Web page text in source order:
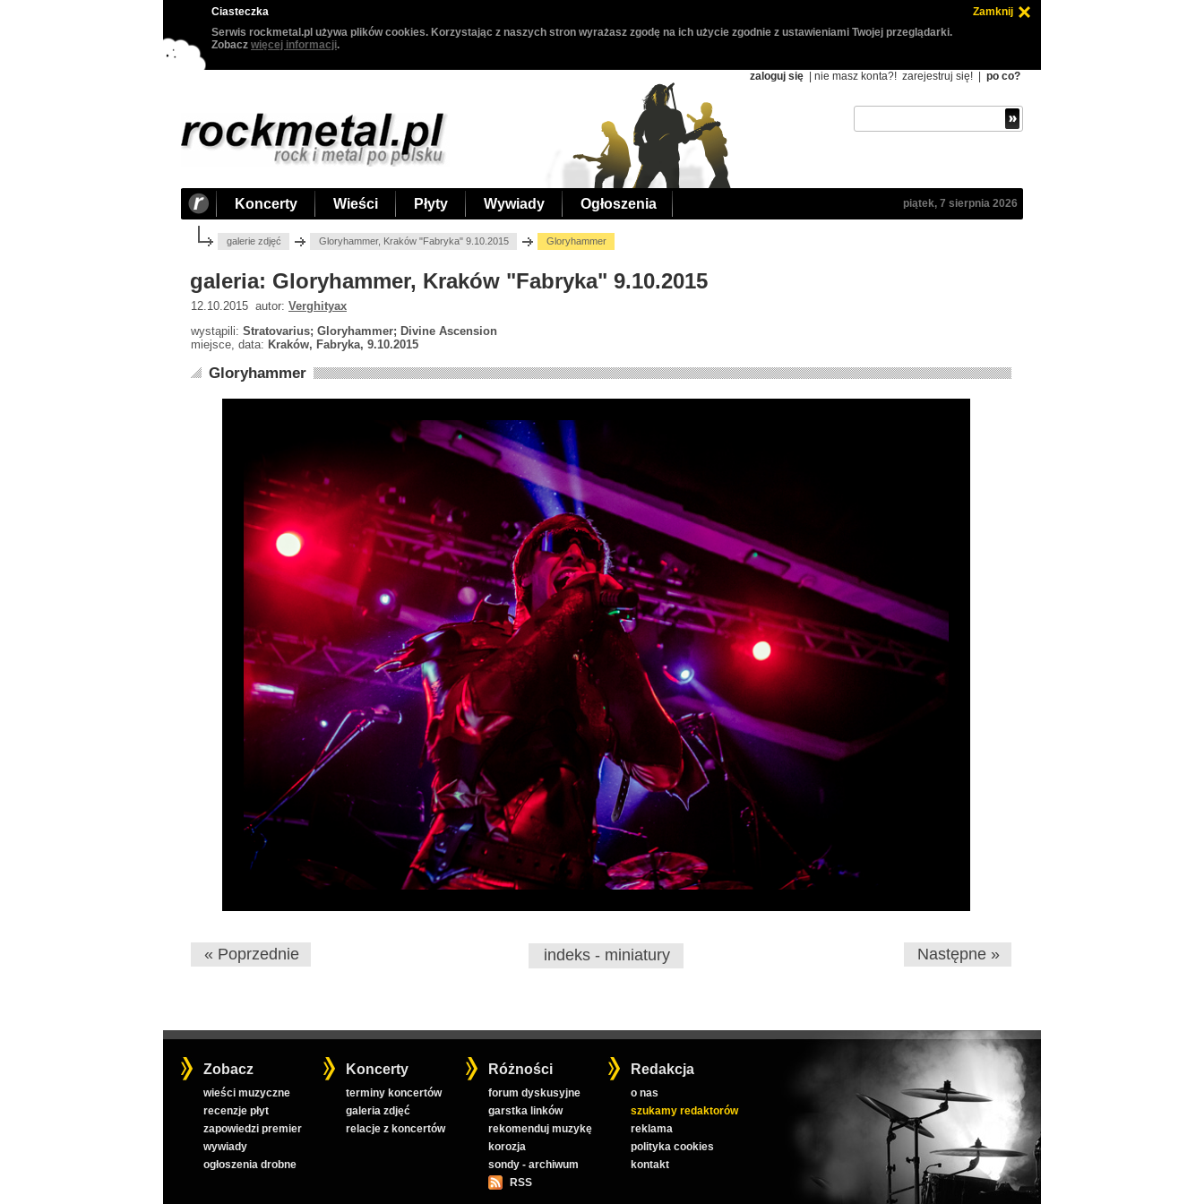
Ciasteczka
Zamknij
Serwis rockmetal.pl używa plików cookies. Korzystając z naszych stron wyrażasz zgodę na ich użycie zgodnie z ustawieniami Twojej przeglądarki.
Zobacz więcej informacji.
zaloguj się | nie masz konta?! zarejestruj się! po co?
Koncerty Wieści Płyty Wywiady Ogłoszenia piątek, 7 sierpnia 2026
galerie zdjęć Gloryhammer, Kraków "Fabryka" 9.10.2015 Gloryhammer
galeria: Gloryhammer, Kraków "Fabryka" 9.10.2015
12.10.2015 autor: Verghityax
wystąpili: Stratovarius; Gloryhammer; Divine Ascension
miejsce, data: Kraków, Fabryka, 9.10.2015
Gloryhammer
« Poprzednie indeks - miniatury Następne »
Zobacz
wieści muzyczne
recenzje płyt
zapowiedzi premier
wywiady
ogłoszenia drobne
Koncerty
terminy koncertów
galeria zdjęć
relacje z koncertów
Różności
forum dyskusyjne
garstka linków
rekomenduj muzykę
korozja
sondy - archiwum
RSS
Redakcja
o nas
szukamy redaktorów
reklama
polityka cookies
kontakt